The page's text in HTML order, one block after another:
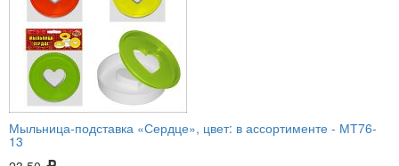
Мыльница-подставка «Сердце», цвет: в ассортименте - МТ76-
13